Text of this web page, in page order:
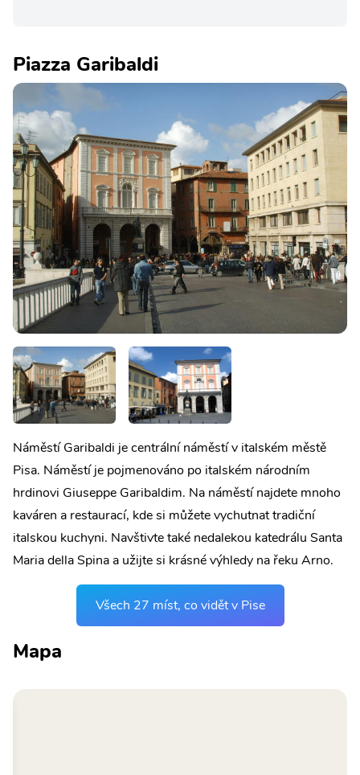
Piazza Garibaldi
Náměstí Garibaldi je centrální náměstí v italském městě
Pisa. Náměstí je pojmenováno po italském národním
hrdinovi Giuseppe Garibaldim. Na náměstí najdete mnoho
kaváren a restaurací, kde si můžete vychutnat tradiční
italskou kuchyni. Navštivte také nedalekou katedrálu Santa
Maria della Spina a užijte si krásné výhledy na řeku Arno.
Všech 27 míst, co vidět v Pise
Mapa